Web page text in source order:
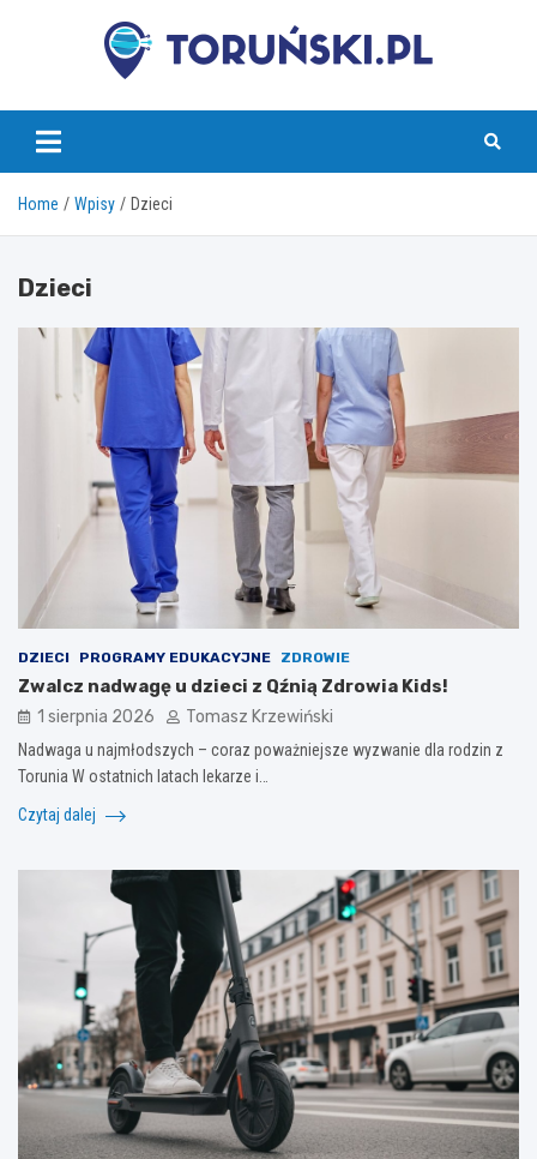
torunski.pl
Home Wpisy Dzieci
Dzieci
DZIECI PROGRAMY EDUKACYJNE ZDROWIE
Zwalcz nadwagę u dzieci z Qźnią Zdrowia Kids!
1 sierpnia 2026 Tomasz Krzewiński
Nadwaga u najmłodszych – coraz poważniejsze wyzwanie dla rodzin z
Torunia W ostatnich latach lekarze i…
Czytaj dalej